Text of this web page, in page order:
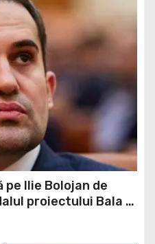
pe Ilie Bolojan de
proiectului Bala II: